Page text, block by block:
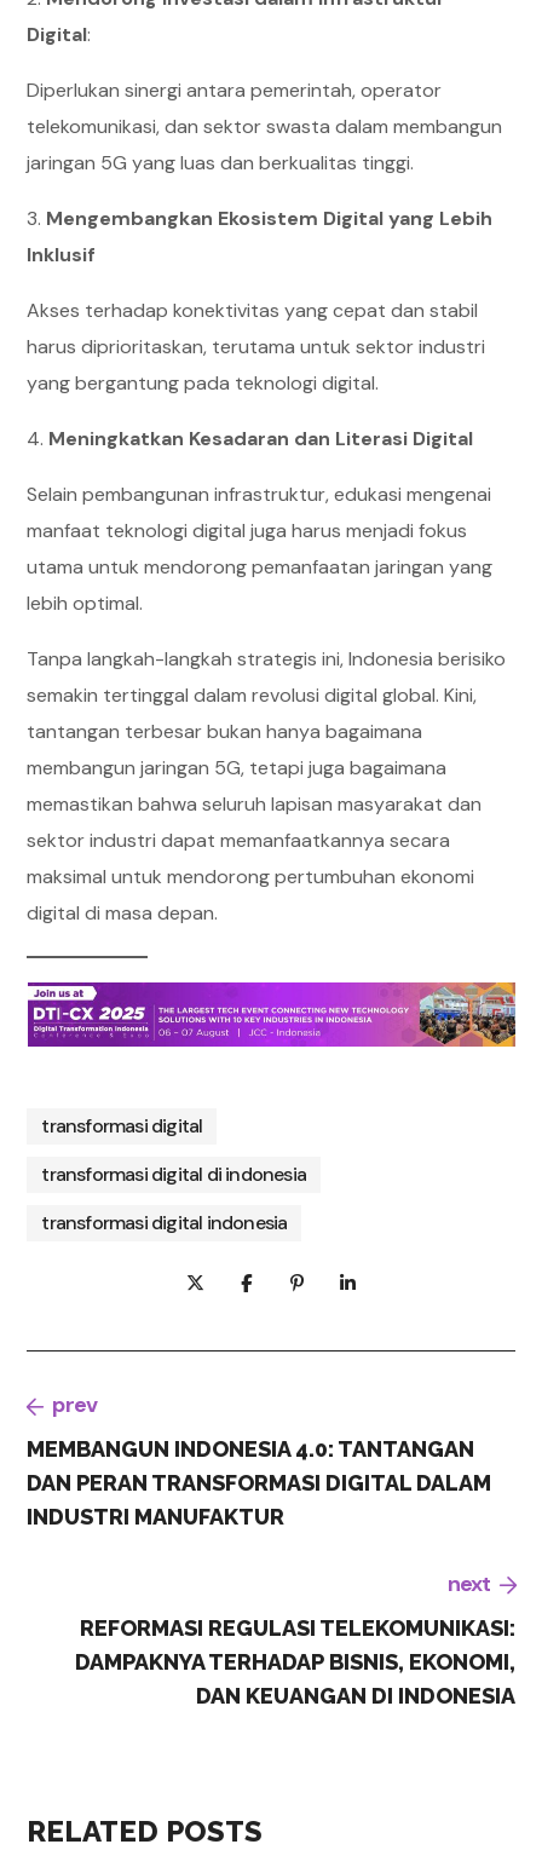
Digital:
Diperlukan sinergi antara pemerintah, operator
telekomunikasi, dan sektor swasta dalam membangun
jaringan 5G yang luas dan berkualitas tinggi.
3. Mengembangkan Ekosistem Digital yang Lebih
Inklusif
Akses terhadap konektivitas yang cepat dan stabil
harus diprioritaskan, terutama untuk sektor industri
yang bergantung pada teknologi digital.
4. Meningkatkan Kesadaran dan Literasi Digital
Selain pembangunan infrastruktur, edukasi mengenai
manfaat teknologi digital juga harus menjadi fokus
utama untuk mendorong pemanfaatan jaringan yang
lebih optimal.
Tanpa langkah-langkah strategis ini, Indonesia berisiko
semakin tertinggal dalam revolusi digital global. Kini,
tantangan terbesar bukan hanya bagaimana
membangun jaringan 5G, tetapi juga bagaimana
memastikan bahwa seluruh lapisan masyarakat dan
sektor industri dapat memanfaatkannya secara
maksimal untuk mendorong pertumbuhan ekonomi
digital di masa depan.
transformasi digital
transformasi digital di indonesia
transformasi digital indonesia
prev
MEMBANGUN INDONESIA 4.0: TANTANGAN
DAN PERAN TRANSFORMASI DIGITAL DALAM
INDUSTRI MANUFAKTUR
next
REFORMASI REGULASI TELEKOMUNIKASI:
DAMPAKNYA TERHADAP BISNIS, EKONOMI,
DAN KEUANGAN DI INDONESIA
RELATED POSTS